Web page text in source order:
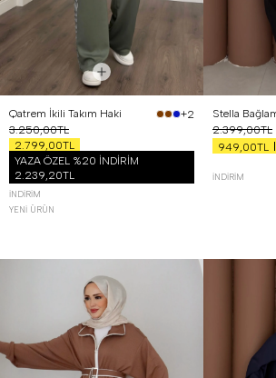
Qatrem İkili Takım Haki
+2
3.250,00TL
2.799,00TL
YAZA ÖZEL %20 İNDİRİM
2.239,20TL
İNDIRIM
YENI ÜRÜN
2.399,00TL
949,00TL
İNDIRIM